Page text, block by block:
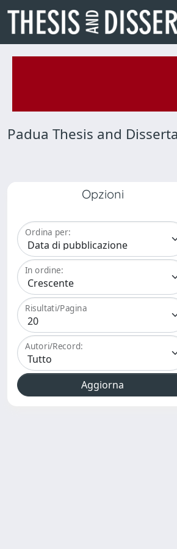
Padua Thesis and
Opzioni
Ordina per:
In ordine:
Risultati/Pagina
Autori/Record: